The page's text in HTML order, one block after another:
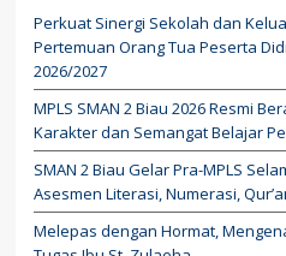
Perkuat Sinergi Sekolah dan
Pertemuan Orang Tua Peserta
2026/2027
MPLS SMAN 2 Biau 2026 Resmi
Karakter dan Semangat Belajar
SMAN 2 Biau Gelar Pra-MPLS
Asesmen Literasi, Numerasi,
Melepas dengan Hormat,